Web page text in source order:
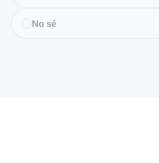
No sé